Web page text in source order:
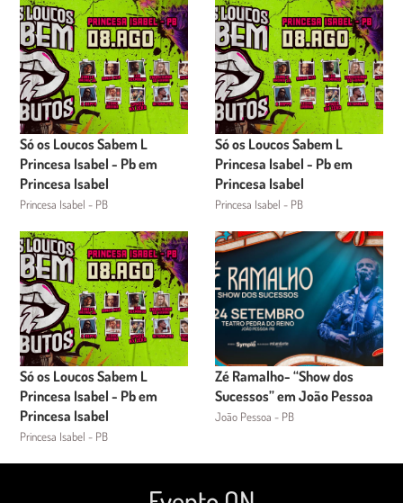
Só os Loucos Sabem L
Princesa Isabel - Pb em
Princesa Isabel
Princesa Isabel - PB
Só os Loucos Sabem L
Princesa Isabel - Pb em
Princesa Isabel
Princesa Isabel - PB
Só os Loucos Sabem L
Princesa Isabel - Pb em
Princesa Isabel
Princesa Isabel - PB
Zé Ramalho- “Show dos
Sucessos” em João Pessoa
João Pessoa - PB